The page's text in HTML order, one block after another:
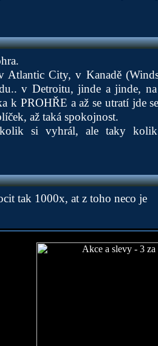
Atlantic City, v Kanadě
v Detroitu, jinde a jinde,
k PROHŘE a až se utratí jde
až taká spokojnost.
si vyhrál, ale taky
tak 1000x, at z toho neco je